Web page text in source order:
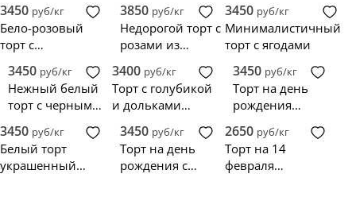
3450 руб/кг
Бело-розовый
торт с
3850 руб/кг
Недорогой торт с
розами из
3450 руб/кг
Минималистичный
торт с ягодами
3450 руб/кг
Нежный белый
торт с черным
красным цветком
3400 руб/кг
Торт с голубикой
и дольками
3450 руб/кг
Торт на день
рождения
и папе
3450 руб/кг
Белый торт
украшенный
3450 руб/кг
Торт на день
рождения с
2650 руб/кг
Торт на 14
февраля